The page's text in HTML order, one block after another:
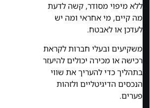
ללא מיפוי מסודר, קשה לדעת
מה קיים, מי אחראי ומה יש
לעדכן או לאבטח.
משקיעים ובעלי חברות לקראת
רכישה או מכירה יכולים להיעזר
בתהליך כדי להעריך את שווי
הנכסים הדיגיטליים ולזהות
פערים.